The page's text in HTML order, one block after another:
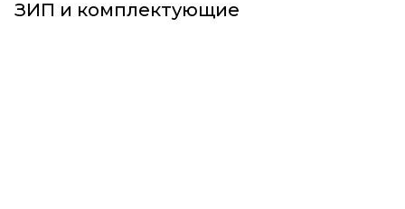
ЗИП и комплектующие